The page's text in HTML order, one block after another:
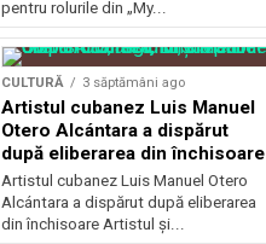
pentru rolurile din „My...
CULTURĂ 3 săptămâni ago
Artistul cubanez Luis Manuel
Otero Alcántara a dispărut
după eliberarea din închisoare
Artistul cubanez Luis Manuel Otero
Alcántara a dispărut după eliberarea
din închisoare Artistul și...